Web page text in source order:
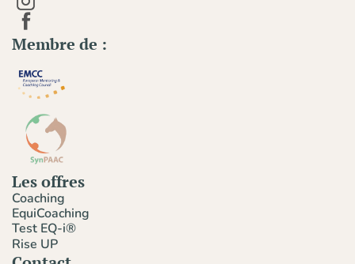
Membre de :
Les offres
Coaching
EquiCoaching
Test EQ-i®
Rise UP